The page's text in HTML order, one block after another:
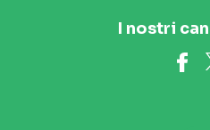
I nostri